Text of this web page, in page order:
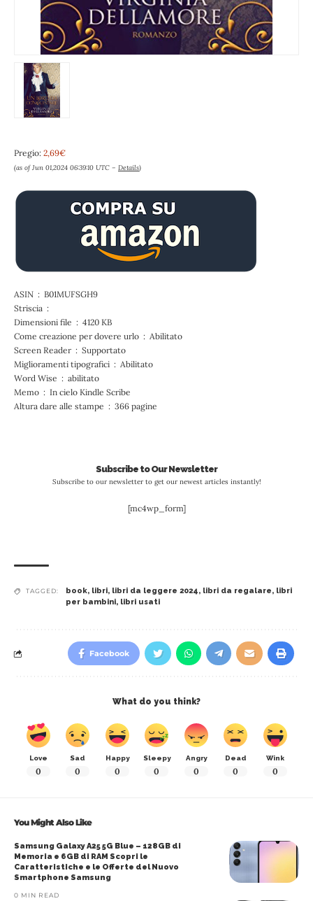
Pregio: 2,69€
(as of Jun 01,2024 06:39:10 UTC – Details)
ASIN ‏ : ‎ B01MUFSGH9
Striscia ‏ : ‎
Dimensioni file ‏ : ‎ 4120 KB
Come creazione per dovere urlo ‏ : ‎ Abilitato
Screen Reader ‏ : ‎ Supportato
Miglioramenti tipografici ‏ : ‎ Abilitato
Word Wise ‏ : ‎ abilitato
Memo ‏ : ‎ In cielo Kindle Scribe
Altura dare alle stampe ‏ : ‎ 366 pagine
Subscribe to Our Newsletter
Subscribe to our newsletter to get our newest articles instantly!
[mc4wp_form]
TAGGED: book, libri, libri da leggere 2024, libri da regalare, libri
per bambini, libri usati
Facebook
What do you think?
Love
0
Sad
0
Happy
0
Sleepy
0
Angry
0
Dead
0
Wink
0
You Might Also Like
Samsung Galaxy A25 5G Blue – 128GB di
Memoria e 6GB di RAM Scopri le
Caratteristiche e le Offerte del Nuovo
Smartphone Samsung
0 MIN READ